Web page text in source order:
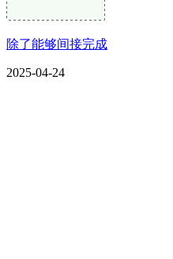
除了能够间接完成
2025-04-24